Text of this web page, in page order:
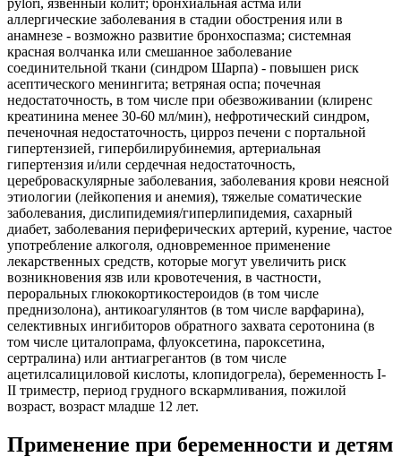
pylori, язвенный колит; бронхиальная астма или
аллергические заболевания в стадии обострения или в
анамнезе - возможно развитие бронхоспазма; системная
красная волчанка или смешанное заболевание
соединительной ткани (синдром Шарпа) - повышен риск
асептического менингита; ветряная оспа; почечная
недостаточность, в том числе при обезвоживании (клиренс
креатинина менее 30-60 мл/мин), нефротический синдром,
печеночная недостаточность, цирроз печени с портальной
гипертензией, гипербилирубинемия, артериальная
гипертензия и/или сердечная недостаточность,
цереброваскулярные заболевания, заболевания крови неясной
этиологии (лейкопения и анемия), тяжелые соматические
заболевания, дислипидемия/гиперлипидемия, сахарный
диабет, заболевания периферических артерий, курение, частое
употребление алкоголя, одновременное применение
лекарственных средств, которые могут увеличить риск
возникновения язв или кровотечения, в частности,
пероральных глюкокортикостероидов (в том числе
преднизолона), антикоагулянтов (в том числе варфарина),
селективных ингибиторов обратного захвата серотонина (в
том числе циталопрама, флуоксетина, пароксетина,
сертралина) или антиагрегантов (в том числе
ацетилсалициловой кислоты, клопидогрела), беременность I-
II триместр, период грудного вскармливания, пожилой
возраст, возраст младше 12 лет.
Применение при беременности и детям